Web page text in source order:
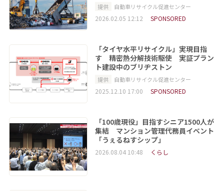
提供 自動車リサイクル促進センター
2026.02.05 12:12 SPONSORED
「タイヤ水平リサイクル」実現目指
す 精密熱分解技術駆使 実証プラン
ト建設中のブリヂストン
提供 自動車リサイクル促進センター
2025.12.10 17:00 SPONSORED
「100歳現役」目指すシニア1500人が
集結 マンション管理代務員イベント
「うぇるねすシップ」
2026.08.04 10:48 くらし